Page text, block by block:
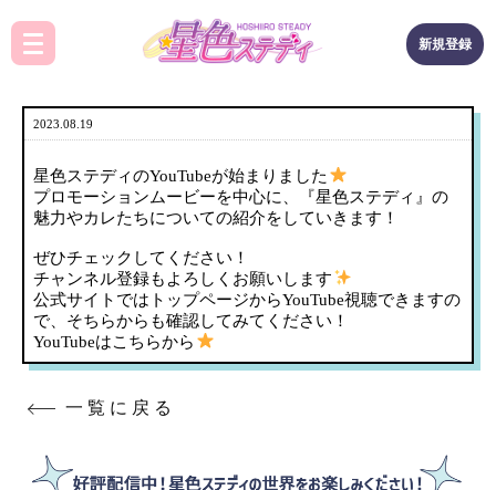
新規登録
2023.08.19
星色ステディのYouTubeが始まりました
プロモーションムービーを中心に、『星色ステディ』の
魅力やカレたちについての紹介をしていきます！
ぜひチェックしてください！
チャンネル登録もよろしくお願いします
公式サイトではトップページからYouTube視聴できますの
で、そちらからも確認してみてください！
YouTubeはこちらから
一覧に戻る